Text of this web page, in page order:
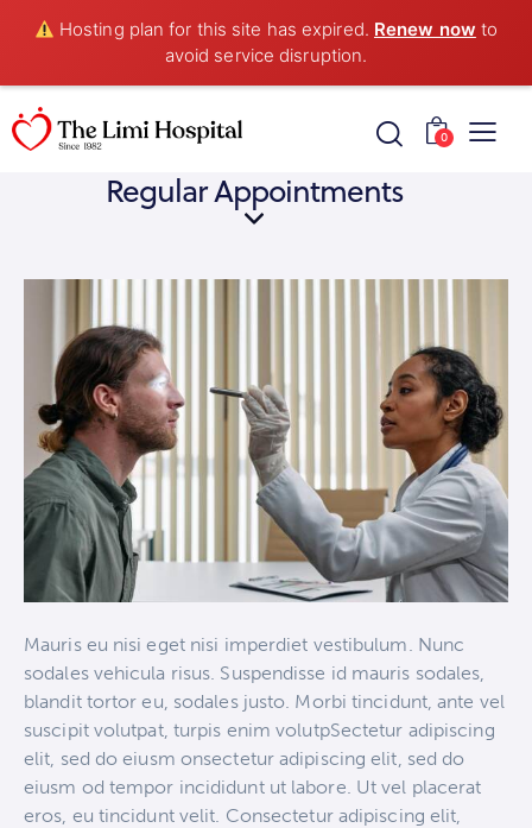
Hosting plan for this site has expired. Renew now to
avoid service disruption.
0
Regular Appointments
Mauris eu nisi eget nisi imperdiet vestibulum. Nunc
sodales vehicula risus. Suspendisse id mauris sodales,
blandit tortor eu, sodales justo. Morbi tincidunt, ante vel
suscipit volutpat, turpis enim volutpSectetur adipiscing
elit, sed do eiusm onsectetur adipiscing elit, sed do
eiusm od tempor incididunt ut labore. Ut vel placerat
eros, eu tincidunt velit. Consectetur adipiscing elit,